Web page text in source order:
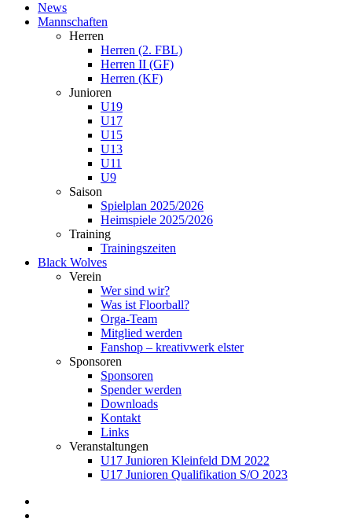
News
Mannschaften
Herren
Herren (2. FBL)
Herren II (GF)
Herren (KF)
Junioren
U19
U17
U15
U13
U11
U9
Saison
Spielplan 2025/2026
Heimspiele 2025/2026
Training
Trainingszeiten
Black Wolves
Verein
Wer sind wir?
Was ist Floorball?
Orga-Team
Mitglied werden
Fanshop – kreativwerk elster
Sponsoren
Sponsoren
Spender werden
Downloads
Kontakt
Links
Veranstaltungen
U17 Junioren Kleinfeld DM 2022
U17 Junioren Qualifikation S/O 2023